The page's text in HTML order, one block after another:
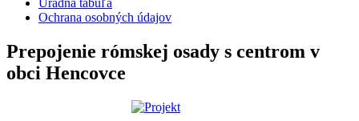
Úradná tabuľa
Ochrana osobných údajov
Prepojenie rómskej osady s centrom v
obci Hencovce